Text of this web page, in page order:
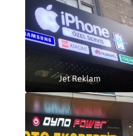
Jet Reklam